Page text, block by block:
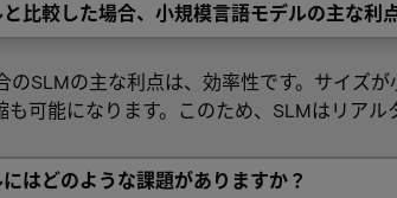
比較した場合、小規模言語モデルの主な利
のSLMの主な利点は、効率性です。サイズ
も可能になります。このため、SLMはリア
はどのような課題がありますか？